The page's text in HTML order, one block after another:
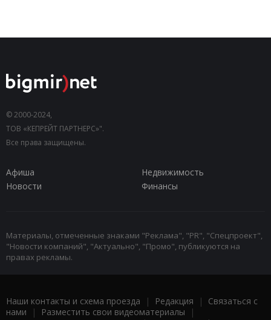
© 2000-2024,
ТОВ «КЕПРЕЙТ ПАРТНЕРС»".
Все права защищены.
Афиша
Недвижимость
Новости
Финансы
Материалы, отмеченные знаками "Реклама", "PR", "Спецпроект",
"Новости компаний", "Актуально", "Промо", публикуются на
правах рекламы.
Наши контакты и схема проезда | Редакция | Связаться с
нами | Разместить свои видеоматериалы |